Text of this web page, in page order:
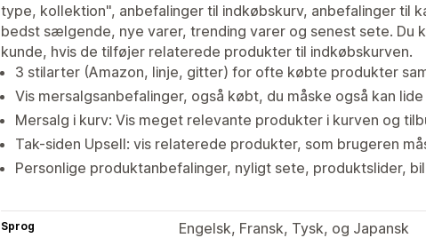
type, kollektion", anbefalinger til indkøbskurv, anbefalinger til
bedst sælgende, nye varer, trending varer og senest sete. Du
kunde, hvis de tilføjer relaterede produkter til indkøbskurven.
3 stilarter (Amazon, linje, gitter) for ofte købte produkter
Vis mersalgsanbefalinger, også købt, du måske også kan
Mersalg i kurv: Vis meget relevante produkter i kurven og
Tak-siden Upsell: vis relaterede produkter, som brugeren
Personlige produktanbefalinger, nyligt sete, produktslider,
Sprog
Engelsk, Fransk, Tysk, og Japansk